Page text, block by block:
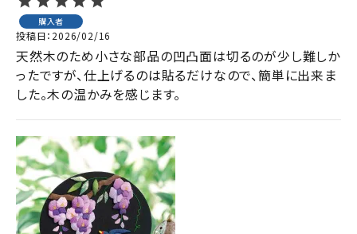
購入者
投稿日 2026/02/16
天然木のため小さな部品の凹凸面は切るのが少し難しか
ったですが、仕上げるのは貼るだけなので、簡単に出来ま
した。木の温かみを感じます。